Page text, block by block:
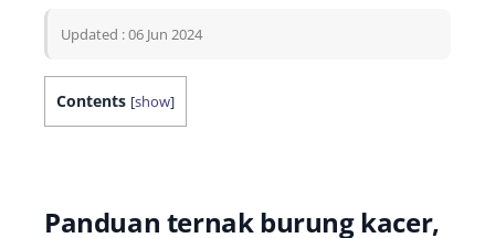
Updated : 06 Jun 2024
Contents [show]
Panduan ternak burung kacer,